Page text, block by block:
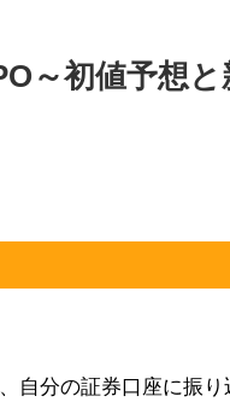
～初値予想と
自分の証券口座に振り